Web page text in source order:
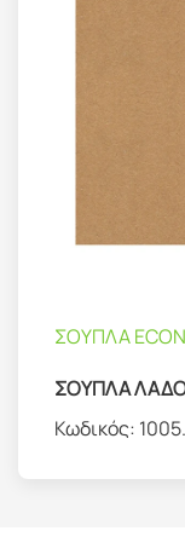
ΣΟΥΠΛΑ
ΣΟΥΠΛΑ
Κωδικός: